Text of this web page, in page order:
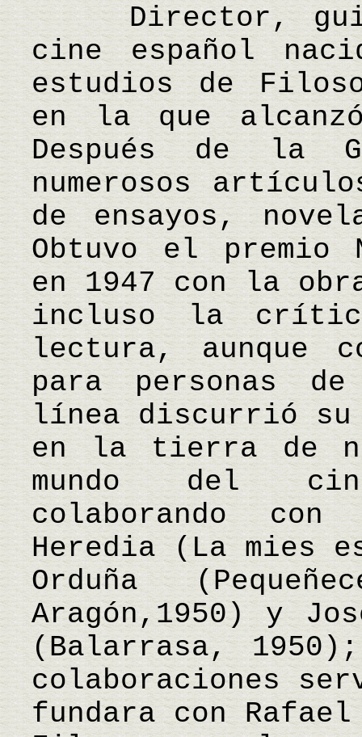
Director,
cine español
estudios de
en la que
Después de la
numerosos
de ensayos,
Obtuvo el premio
en 1947 con la
incluso la crítica
lectura, aunque
para personas
línea discurrió su
en la tierra de
mundo del
colaborando
Heredia (La mies
Orduña
Aragón,1950) y
(Balarrasa,
colaboraciones
fundara con